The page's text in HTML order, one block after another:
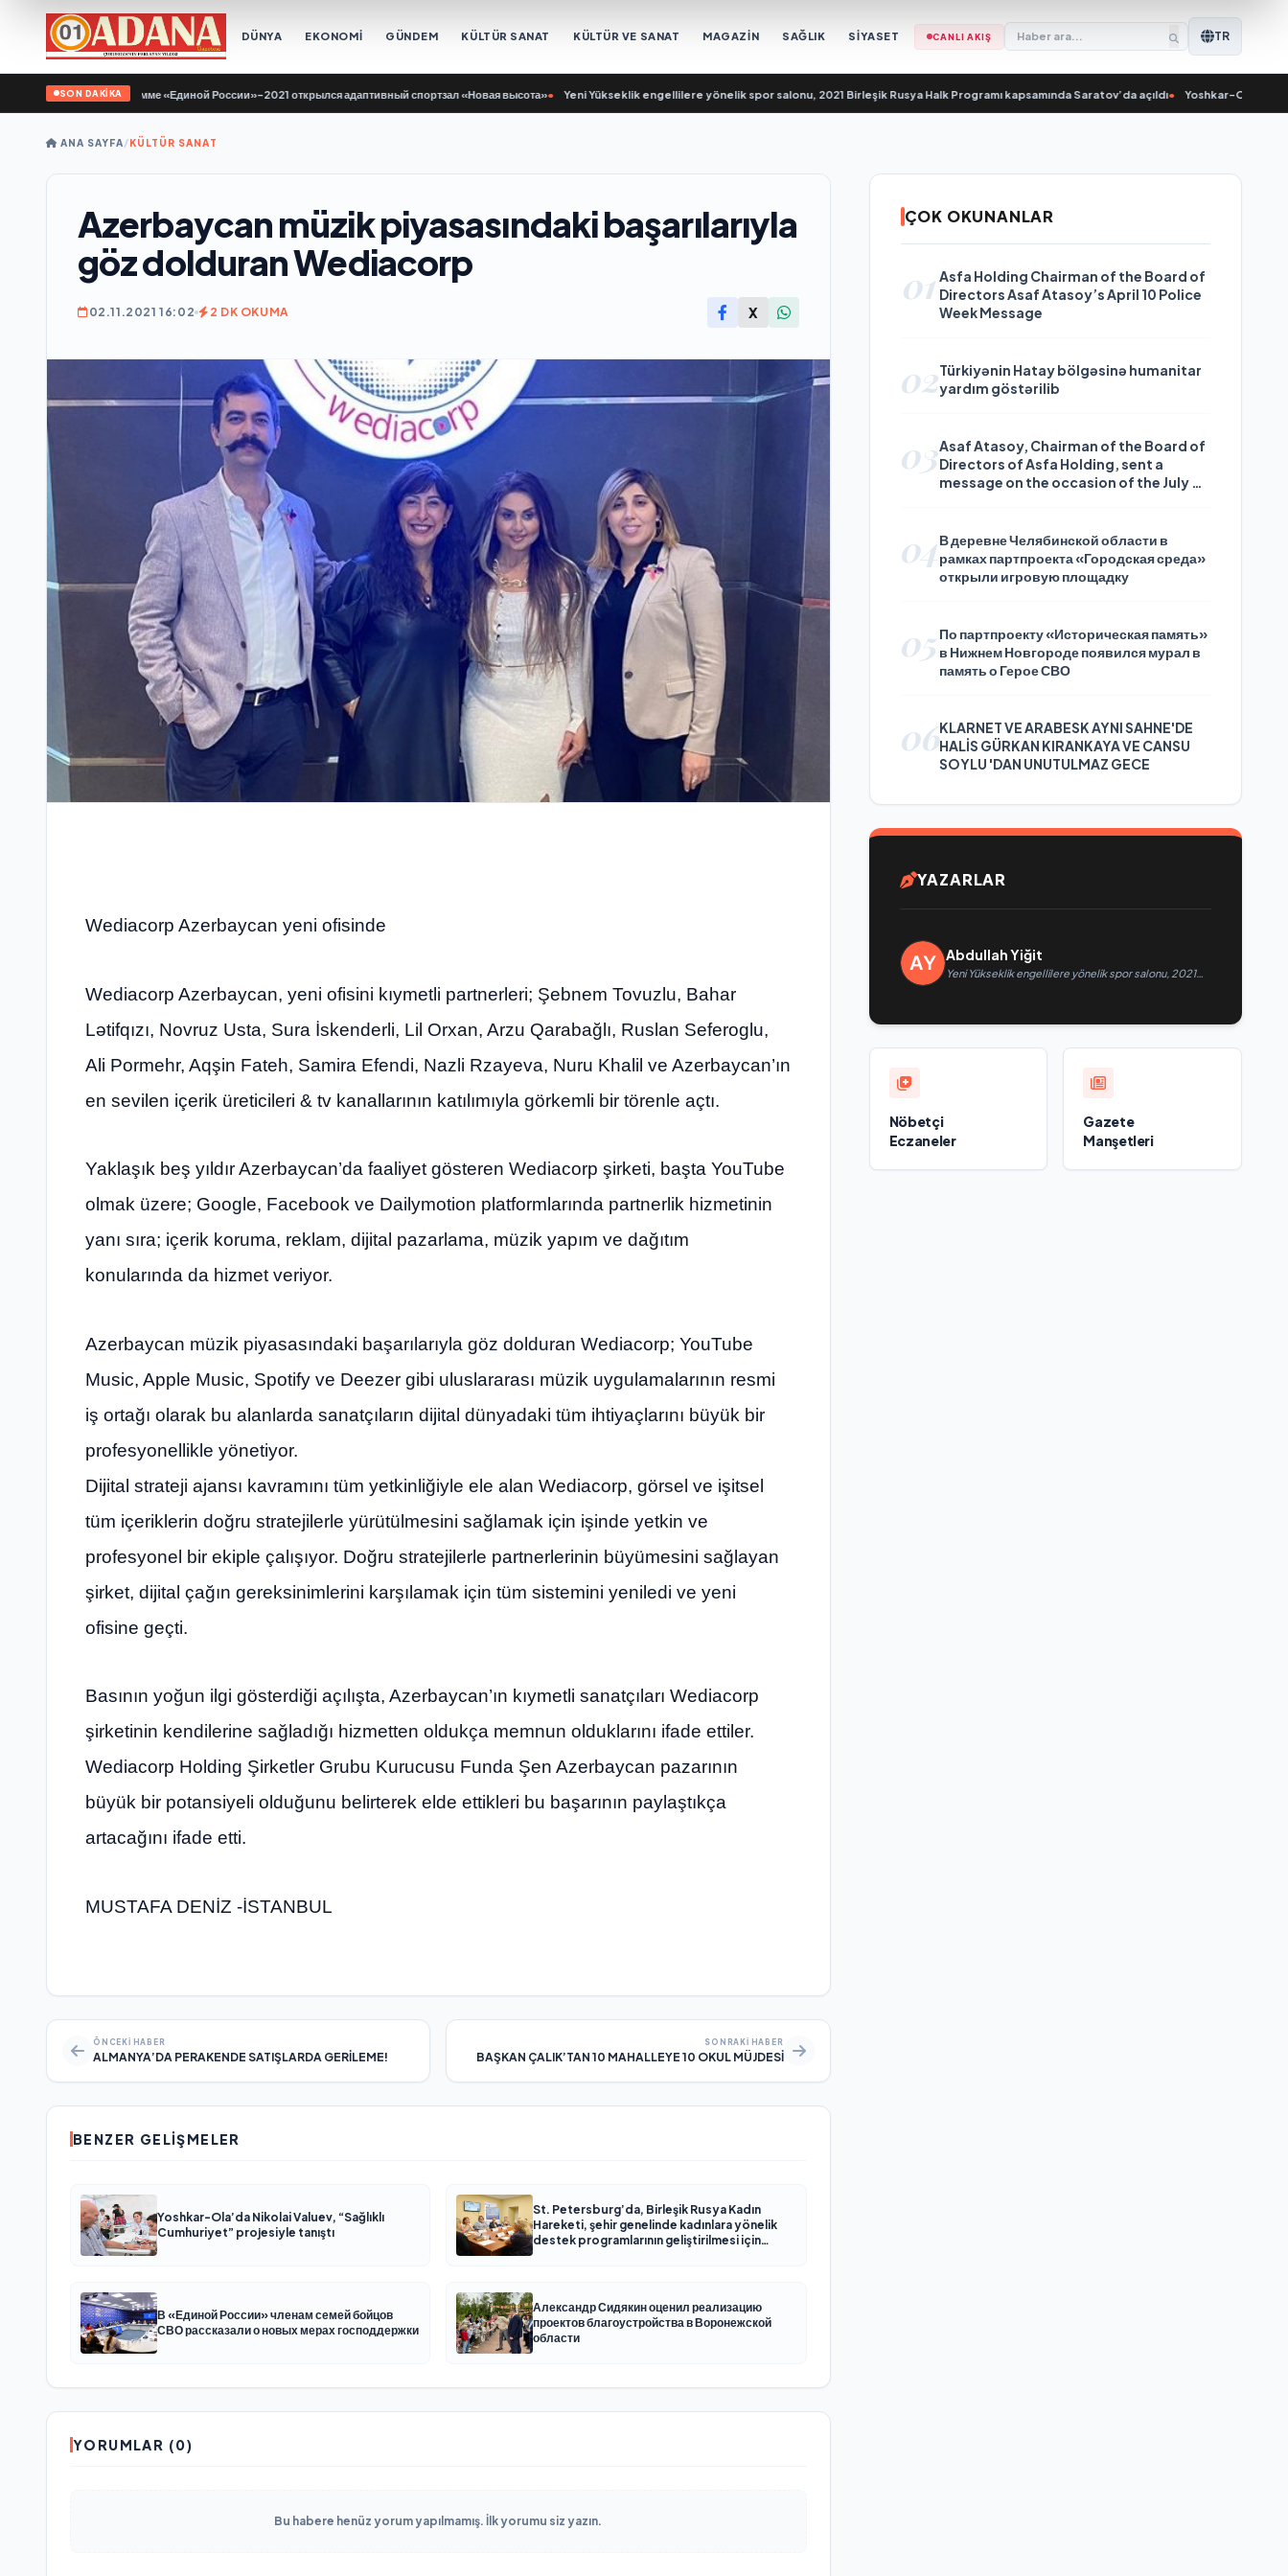
DÜNYA EKONOMİ GÜNDEM KÜLTÜR SANAT KÜLTÜR VE SANAT MAGAZİN SAĞLIK SİYASET CANLI AKIŞ TR
SON DAKİKA
по Народной программе «Единой России»-2021 открылся адаптивный спортзал «Новая высота»• Yeni Yükseklik engellilere yönelik spor salonu, 2021 Birleşik Rusya Halk Programı kapsamında Saratov’da açıldı • Yoshkar-Ola’da Nikolai
ANA SAYFA/KÜLTÜR SANAT
Azerbaycan müzik piyasasındaki başarılarıyla
göz dolduran Wediacorp
02.11.2021 16:02 2 DK OKUMA X
Wediacorp Azerbaycan yeni ofisinde
Wediacorp Azerbaycan, yeni ofisini kıymetli partnerleri; Şebnem Tovuzlu, Bahar
Lətifqızı, Novruz Usta, Sura İskenderli, Lil Orxan, Arzu Qarabağlı, Ruslan Seferoglu,
Ali Pormehr, Aqşin Fateh, Samira Efendi, Nazli Rzayeva, Nuru Khalil ve Azerbaycan’ın
en sevilen içerik üreticileri & tv kanallarının katılımıyla görkemli bir törenle açtı.
Yaklaşık beş yıldır Azerbaycan’da faaliyet gösteren Wediacorp şirketi, başta YouTube
olmak üzere; Google, Facebook ve Dailymotion platformlarında partnerlik hizmetinin
yanı sıra; içerik koruma, reklam, dijital pazarlama, müzik yapım ve dağıtım
konularında da hizmet veriyor.
Azerbaycan müzik piyasasındaki başarılarıyla göz dolduran Wediacorp; YouTube
Music, Apple Music, Spotify ve Deezer gibi uluslararası müzik uygulamalarının resmi
iş ortağı olarak bu alanlarda sanatçıların dijital dünyadaki tüm ihtiyaçlarını büyük bir
profesyonellikle yönetiyor.
Dijital strateji ajansı kavramını tüm yetkinliğiyle ele alan Wediacorp, görsel ve işitsel
tüm içeriklerin doğru stratejilerle yürütülmesini sağlamak için işinde yetkin ve
profesyonel bir ekiple çalışıyor. Doğru stratejilerle partnerlerinin büyümesini sağlayan
şirket, dijital çağın gereksinimlerini karşılamak için tüm sistemini yeniledi ve yeni
ofisine geçti.
Basının yoğun ilgi gösterdiği açılışta, Azerbaycan’ın kıymetli sanatçıları Wediacorp
şirketinin kendilerine sağladığı hizmetten oldukça memnun olduklarını ifade ettiler.
Wediacorp Holding Şirketler Grubu Kurucusu Funda Şen Azerbaycan pazarının
büyük bir potansiyeli olduğunu belirterek elde ettikleri bu başarının paylaştıkça
artacağını ifade etti.
MUSTAFA DENİZ -İSTANBUL
ÖNCEKI HABER
ALMANYA’DA PERAKENDE SATIŞLARDA GERİLEME!
SONRAKI HABER
BAŞKAN ÇALIK’TAN 10 MAHALLEYE 10 OKUL MÜJDESİ
BENZER GELIŞMELER
Yoshkar-Ola’da Nikolai Valuev, “Sağlıklı
Cumhuriyet” projesiyle tanıştı
St. Petersburg’da, Birleşik Rusya Kadın
Hareketi, şehir genelinde kadınlara yönelik
destek programlarının geliştirilmesi için
В «Единой России» членам семей бойцов
СВО рассказали о новых мерах господдержки
Александр Сидякин оценил реализацию
проектов благоустройства в Воронежской
области
YORUMLAR (0)
Bu habere henüz yorum yapılmamış. İlk yorumu siz yazın.
ÇOK OKUNANLAR
01 Asfa Holding Chairman of the Board of
Directors Asaf Atasoy’s April 10 Police
Week Message
02Türkiyənin Hatay bölgəsinə humanitar
yardım göstərilib
03Asaf Atasoy, Chairman of the Board of
Directors of Asfa Holding, sent a
message on the occasion of the July 24
04В деревне Челябинской области в
рамках партпроекта «Городская среда»
открыли игровую площадку
05 По партпроекту «Историческая память»
в Нижнем Новгороде появился мурал в
память о Герое СВО
06KLARNET VE ARABESK AYNI SAHNE'DE
HALİS GÜRKAN KIRANKAYA VE CANSU
SOYLU 'DAN UNUTULMAZ GECE
YAZARLAR
Abdullah Yiğit
Yeni Yükseklik engellilere yönelik spor salonu, 2021
Nöbetçi
Eczaneler
Gazete
Manşetleri